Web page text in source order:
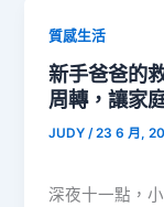
質感生活
新手爸爸的
周轉，讓家
JUDY /23 6 月,
深夜十一點，